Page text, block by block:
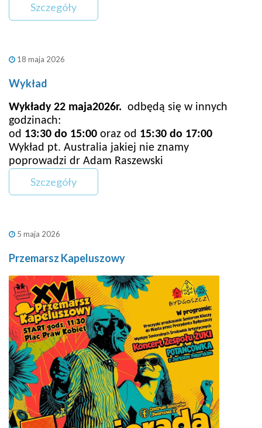
Szczegóły
18 maja 2026
Wykład
Wykłady 22 maja2026r. odbędą się w innych
godzinach:
od 13:30 do 15:00 oraz od 15:30 do 17:00
Wykład pt. Australia jakiej nie znamy
poprowadzi dr Adam Raszewski
Szczegóły
5 maja 2026
Przemarsz Kapeluszowy